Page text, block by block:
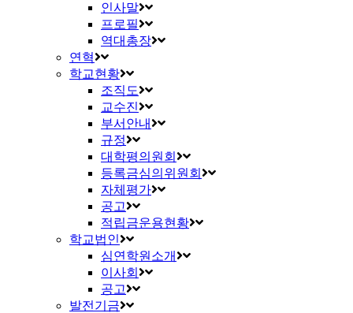
인사말
프로필
역대총장
연혁
학교현황
조직도
교수진
부서안내
규정
대학평의원회
등록금심의위원회
자체평가
공고
적립금운용현황
학교법인
심연학원소개
이사회
공고
발전기금